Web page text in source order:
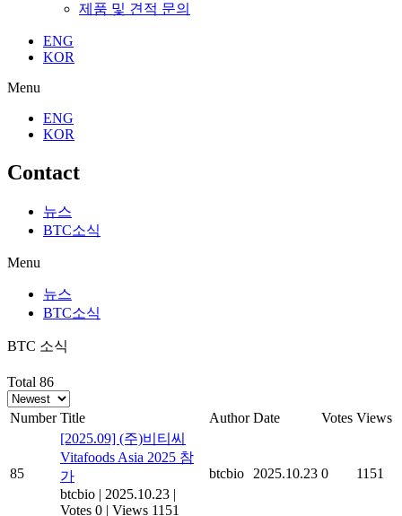
제품 및 견적 문의
ENG
KOR
Menu
ENG
KOR
Contact
뉴스
BTC소식
Menu
뉴스
BTC소식
BTC 소식
Total 86
Number Title Author Date Votes Views
85
[2025.09] (주)비티씨
Vitafoods Asia 2025 참
가
btcbio | 2025.10.23 |
Votes 0 | Views 1151
btcbio 2025.10.23 0 1151